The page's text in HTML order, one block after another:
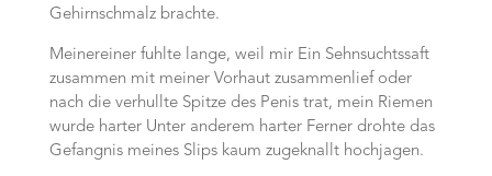
Gehirnschmalz brachte.
Meinereiner fuhlte lange, weil mir Ein Sehnsuchtssaft
zusammen mit meiner Vorhaut zusammenlief oder
nach die verhullte Spitze des Penis trat, mein Riemen
wurde harter Unter anderem harter Ferner drohte das
Gefangnis meines Slips kaum zugeknallt hochjagen.